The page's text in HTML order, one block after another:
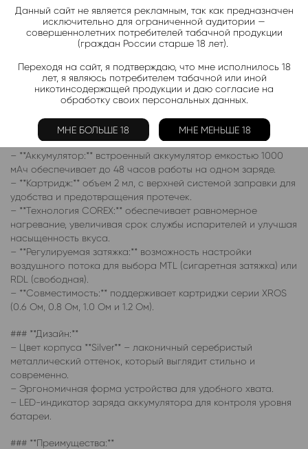
**POD-система VAPORESSO XROS 4 Silver**
VAPORESSO XROS 4 Silver – это усовершенствованная POD-
система с изысканным дизайном и передовыми
серебристый корпус делают эту модель идеальным выбором
для ежедневного использования.
– **Мощность:** до 26 Вт с автоматической настройкой
мощности для оптимального опыта вейпинга.
– **Аккумулятор:** встроенный аккумулятор емкостью 1000
мАч обеспечивает до 48 часов работы на одном заряде.
– **Картридж:** объем 2 мл, с верхней системой заправки для
удобства и предотвращения протечек.
– **Технология COREX:** обеспечивает равномерное
нагревание, увеличивая срок службы испарителей и улучшая
насыщенность вкуса.
– **Регулируемая затяжка:** возможность настройки
воздушного потока для выбора MTL (сигаретная затяжка) или
RDL (свободная).
– **Совместимость:** поддерживает картриджи серии XROS
(0.6 Ом, 0.8 Ом, 1.0 Ом и 1.2 Ом).
### **Дизайн:**
– Цвет корпуса **Silver** – лаконичный серебристый
металлический оттенок, который выглядит стильно и
современно.
– Эргономичная форма устройства для удобного хвата.
– LED-индикатор заряда аккумулятора для контроля уровня
батареи.
### **Преимущества:**
Данный сайт не является рекламным, так как предназначен
исключительно для ограниченной аудитории —
совершеннолетних потребителей табачной продукции
(граждан России старше 18 лет).
Переходя на сайт, я подтверждаю, что мне исполнилось 18
лет, я являюсь потребителем табачной или иной
никотинсодержащей продукции и даю согласие на
обработку своих персональных данных.
МНЕ БОЛЬШЕ 18 МНЕ МЕНЬШЕ 18